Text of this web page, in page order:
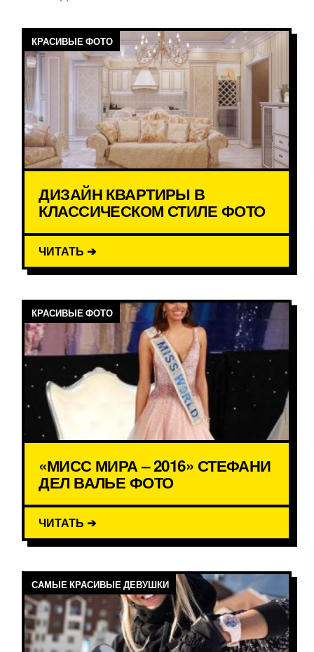
КРАСИВЫЕ ФОТО
ДИЗАЙН КВАРТИРЫ В
КЛАССИЧЕСКОМ СТИЛЕ ФОТО
ЧИТАТЬ ➔
КРАСИВЫЕ ФОТО
«МИСС МИРА – 2016» СТЕФАНИ
ДЕЛ ВАЛЬЕ ФОТО
ЧИТАТЬ ➔
САМЫЕ КРАСИВЫЕ ДЕВУШКИ